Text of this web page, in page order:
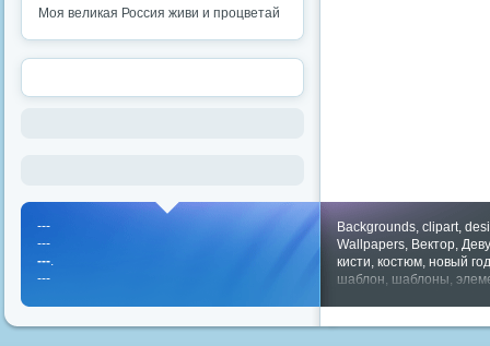
Моя великая Россия живи и процветай
Backgrounds, clipart,
Wallpapers, Вектор,
кисти, костюм, новый год
шаблон, шаблоны,
---
---
---.
---